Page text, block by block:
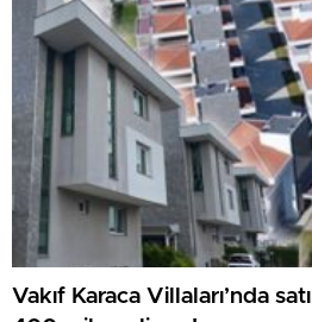
Vakıf Karaca Villaları’nda